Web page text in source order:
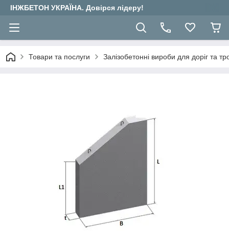
ІНЖБЕТОН УКРАЇНА. Довірся лідеру!
Товари та послуги Залізобетонні вироби для доріг та